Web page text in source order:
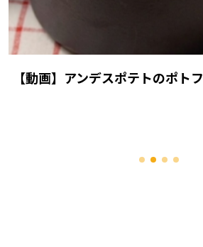
【動画】アンデスポテトのポトフ